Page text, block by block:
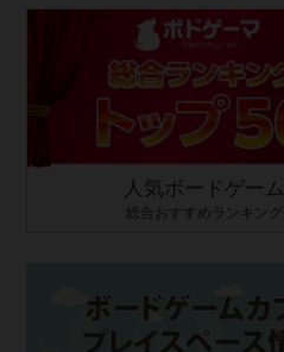
人気ボードゲーム
総合おすすめランキング